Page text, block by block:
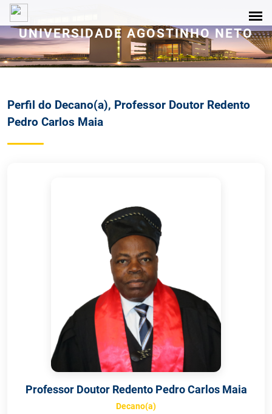
UNIVERSIDADE AGOSTINHO NETO
Perfil do Decano(a), Professor Doutor Redento
Pedro Carlos Maia
Professor Doutor Redento Pedro Carlos Maia
Decano(a)